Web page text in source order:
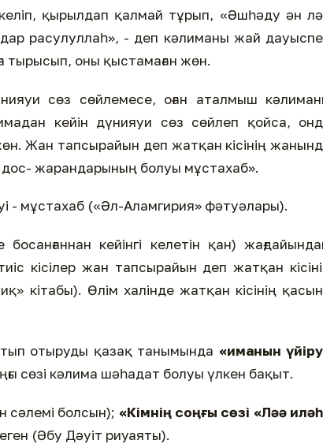
қырылдап қалмай тұрып, «Әшһәду ән
расулуллаһ», - деп кәлиманы жай
тырысып, оны қыстамаған жөн.
сөз сөйлемесе, оған аталмыш
кейін дүнияуи сөз сөйлеп қойса,
Жан тапсырайын деп жатқан кісінің
жарандарының болуы мұстахаб».
- мұстахаб («Әл-Аламгирия» фәтуәлары).
кейінгі келетін қан)
кісілер жан тапсырайын деп жатқан
кітабы). Өлім халінде жатқан кісінің
отыруды қазақ танымында «иманын
сөзі кәлима шәһадат болуы үлкен бақыт.
сәлемі болсын); «Кімнің соңғы сөзі «Ләә
(Әбу Дәуіт риуаяты).